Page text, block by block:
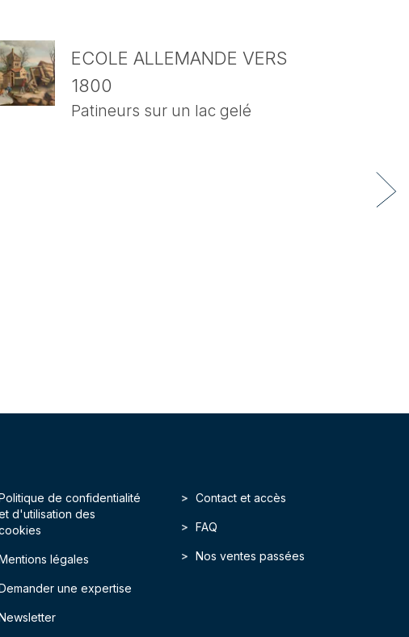
ECOLE ALLEMANDE VERS
1800
Patineurs sur un lac gelé
de confidentialité
d'utilisation des
légales
une expertise
Contact et accès
FAQ
Nos ventes passées